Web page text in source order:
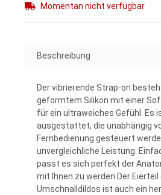
Momentan nicht verfügbar
Beschreibung
Der vibrierende Strap-on
geformtem Silikon mit einer
für ein ultraweiches Gefühl. Es
ausgestattet, die unabhängig
Fernbedienung gesteuert
unvergleichliche Leistung.
passt es sich perfekt der
mit Ihnen zu werden Der Eierteil
Umschnalldildos ist auch ein